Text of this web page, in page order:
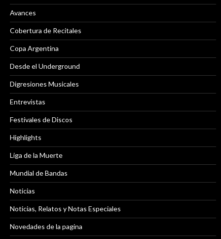
Avances
Cobertura de Recitales
Copa Argentina
Desde el Underground
Digresiones Musicales
Entrevistas
Festivales de Discos
Highlights
Liga de la Muerte
Mundial de Bandas
Noticias
Noticias, Relatos y Notas Especiales
Novedades de la pagina